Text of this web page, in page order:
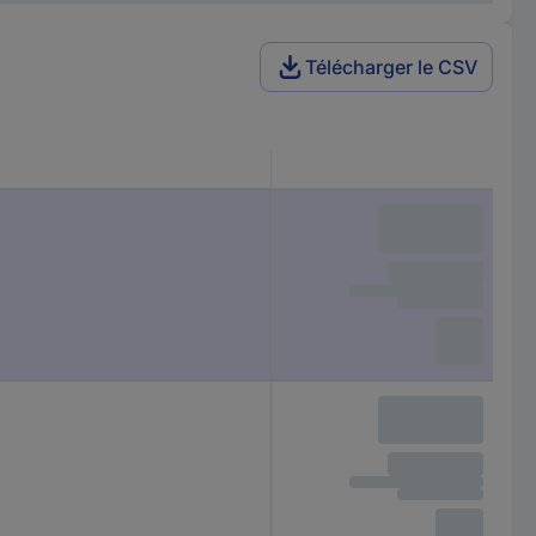
Télécharger le CSV